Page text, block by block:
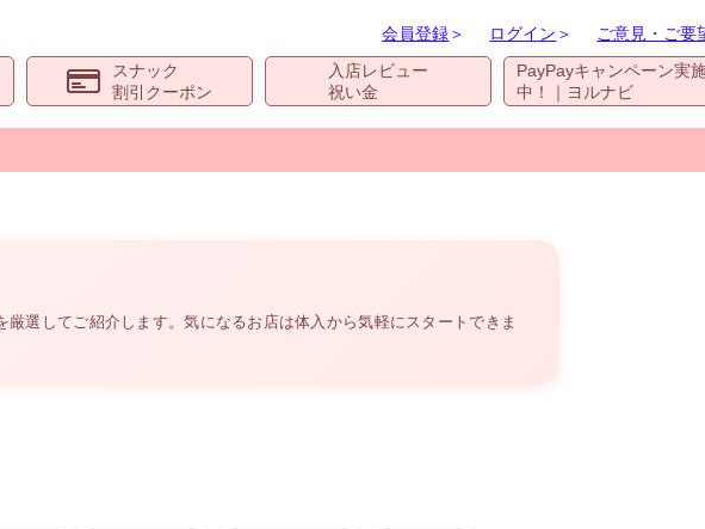
会員登録＞ ログイン ＞ ご意見・ご要
スナック
割引クーポン
入店レビュー
祝い金
PayPayキャンペーン実
中！｜ヨルナビ
選してご紹介します。気になるお店は体入から気軽にスタートできま